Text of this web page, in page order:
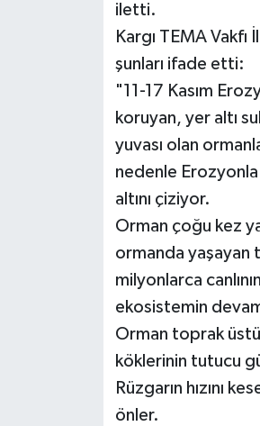
iletti.
Kargı TEMA
şunları ifade etti:
"11-17 Kasım
koruyan, yer altı
yuvası olan
nedenle Erozyonla
altını çiziyor.
Orman çoğu kez
ormanda yaşayan
milyonlarca
ekosistemin
Orman toprak
köklerinin tutucu
Rüzgarın hızını
önler.